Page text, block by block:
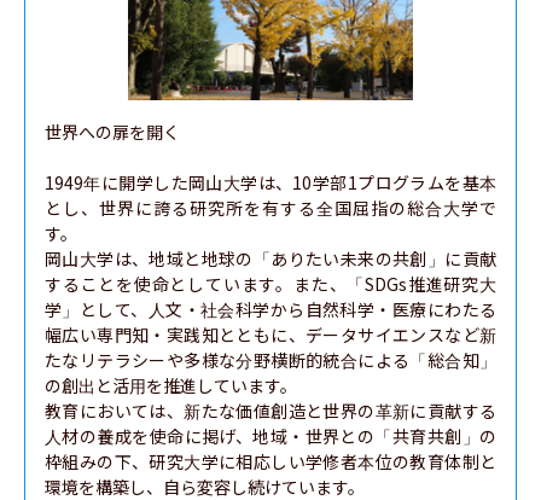
世界への扉を開く
1949年に開学した岡山大学は、10学部1プログラムを基本
とし、世界に誇る研究所を有する全国屈指の総合大学で
す。
岡山大学は、地域と地球の「ありたい未来の共創」に貢献
することを使命としています。また、「SDGs推進研究大
学」として、人文・社会科学から自然科学・医療にわたる
幅広い専門知・実践知とともに、データサイエンスなど新
たなリテラシーや多様な分野横断的統合による「総合知」
の創出と活用を推進しています。
教育においては、新たな価値創造と世界の革新に貢献する
人材の養成を使命に掲げ、地域・世界との「共育共創」の
枠組みの下、研究大学に相応しい学修者本位の教育体制と
環境を構築し、自ら変容し続けています。